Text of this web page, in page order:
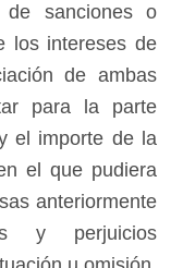
de sanciones o
los intereses de
de ambas
para la parte
el importe de la
el que pudiera
anteriormente
y perjuicios